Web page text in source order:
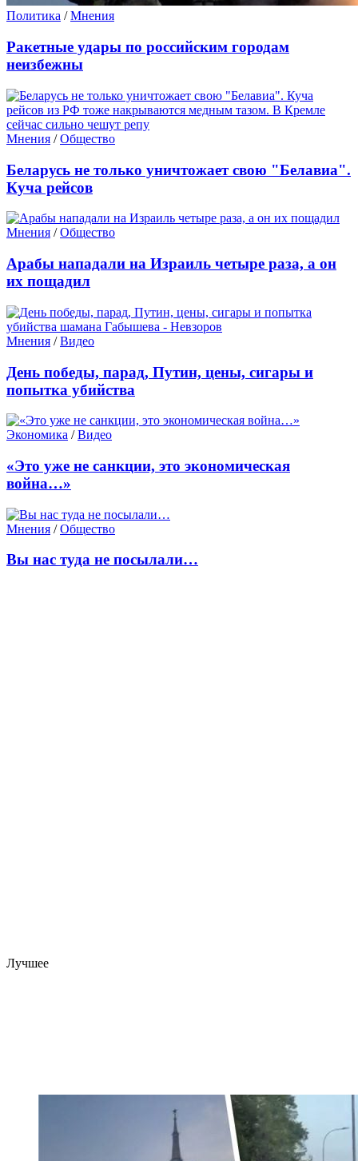
Политика /Мнения
Ракетные удары по российским городам
неизбежны
Мнения /Общество
Беларусь не только уничтожает свою "Белавиа".
Куча рейсов
Мнения /Общество
Арабы нападали на Израиль четыре раза, а он
их пощадил
Мнения /Видео
День победы, парад, Путин, цены, сигары и
попытка убийства
Экономика /Видео
«Это уже не санкции, это экономическая
война…»
Мнения /Общество
Вы нас туда не посылали…
Лучшее